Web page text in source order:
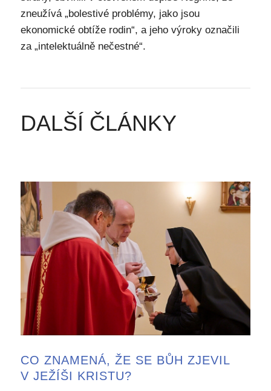
zneužívá „bolestivé problémy, jako jsou
ekonomické obtíže rodin“, a jeho výroky označili
za „intelektuálně nečestné“.
DALŠÍ ČLÁNKY
CO ZNAMENÁ, ŽE SE BŮH ZJEVIL
V JEŽÍŠI KRISTU?